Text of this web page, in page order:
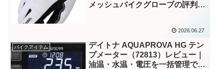
メッシュバイクグローブの評判・
2026.06.27
バイクアイテム
デイトナ AQUAPROVA HG テン
プメーター（72813）レビュー｜
油温・水温・電圧を一括管理でき